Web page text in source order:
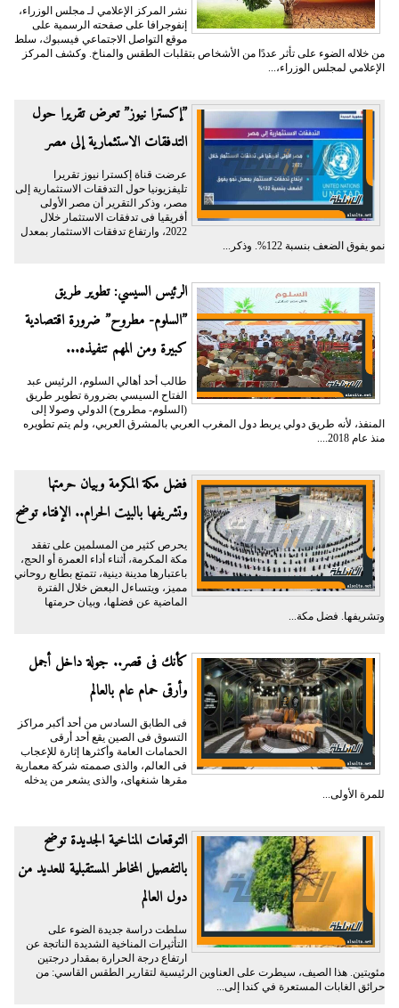
نشر المركز الإعلامي لـ مجلس الوزراء،
إنفوجرافا على صفحته الرسمية على
موقع التواصل الاجتماعي فيسبوك، سلط
من خلاله الضوء على تأثر عددًا من الأشخاص بتقلبات الطقس والمناخ. وكشف المركز
الإعلامي لمجلس الوزراء،...
”إكسترا نيوز” تعرض تقريرا حول
التدفقات الاستثمارية إلى مصر
عرضت قناة إكسترا نيوز تقريرا
تليفزيونيا حول التدفقات الاستثمارية إلى
مصر، وذكر التقرير أن مصر الأولى
أفريقيا فى تدفقات الاستثمار خلال
2022، وارتفاع تدفقات الاستثمار بمعدل
نمو يفوق الضعف بنسبة 122%. وذكر...
الرئيس السيسي: تطوير طريق
”السلوم- مطروح” ضرورة اقتصادية
كبيرة ومن المهم تنفيذه...
طالب أحد أهالي السلوم، الرئيس عبد
الفتاح السيسي بضرورة تطوير طريق
(السلوم- مطروح) الدولي وصولا إلى
المنفذ، لأنه طريق دولي يربط دول المغرب العربي بالمشرق العربي، ولم يتم تطويره
منذ عام 2018....
فضل مكة المكرمة وبيان حرمتها
وتشريفها بالبيت الحرام.. الإفتاء توضح
يحرص كثير من المسلمين على تفقد
مكة المكرمة، أثناء أداء العمرة أو الحج،
باعتبارها مدينة دينية، تتمتع بطابع روحاني
مميز، ويتساءل البعض خلال الفترة
الماضية عن فضلها، وبيان حرمتها
وتشريفها. فضل مكة...
كأنك فى قصر.. جولة داخل أجمل
وأرقى حمام عام بالعالم
فى الطابق السادس من أحد أكبر مراكز
التسوق فى الصين يقع أحد أرقى
الحمامات العامة وأكثرها إثارة للإعجاب
فى العالم، والذى صممته شركة معمارية
مقرها شنغهاى، والذى يشعر من يدخله
للمرة الأولى...
التوقعات المناخية الجديدة توضح
بالتفصيل المخاطر المستقبلية للعديد من
دول العالم
سلطت دراسة جديدة الضوء على
التأثيرات المناخية الشديدة الناتجة عن
ارتفاع درجة الحرارة بمقدار درجتين
مئويتين. هذا الصيف، سيطرت على العناوين الرئيسية لتقارير الطقس القاسي: من
حرائق الغابات المستعرة في كندا إلى...